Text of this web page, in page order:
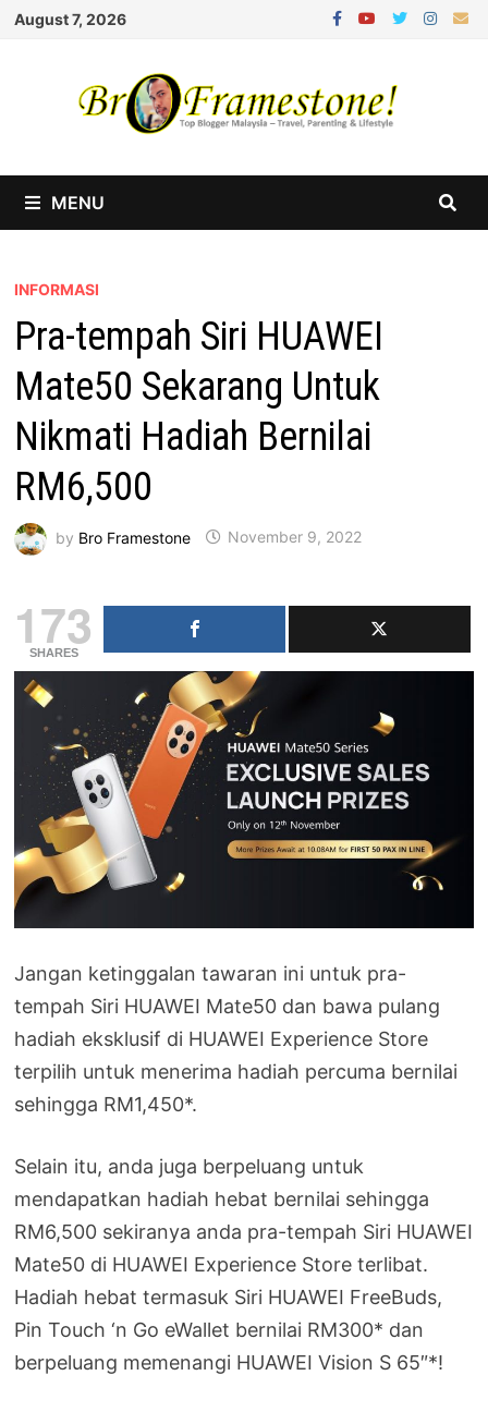
Skip
August 7, 2026
MENU
INFORMASI
Pra-tempah Siri HUAWEI
Mate50 Sekarang Untuk
Nikmati Hadiah Bernilai
RM6,500
by Bro Framestone November 9, 2022
173
SHARES
Jangan ketinggalan tawaran ini untuk pra-
tempah Siri HUAWEI Mate50 dan bawa pulang
hadiah eksklusif di HUAWEI Experience Store
terpilih untuk menerima hadiah percuma bernilai
sehingga RM1,450*.
Selain itu, anda juga berpeluang untuk
mendapatkan hadiah hebat bernilai sehingga
RM6,500 sekiranya anda pra-tempah Siri HUAWEI
Mate50 di HUAWEI Experience Store terlibat.
Hadiah hebat termasuk Siri HUAWEI FreeBuds,
Pin Touch ‘n Go eWallet bernilai RM300* dan
berpeluang memenangi HUAWEI Vision S 65″*!